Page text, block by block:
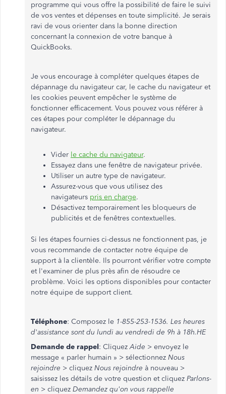
programme qui vous offre la possibilité de faire le suivi
de vos ventes et dépenses en toute simplicité. Je serais
ravi de vous orienter dans la bonne direction
concernant la connexion de votre banque à
QuickBooks.
Je vous encourage à compléter quelques étapes de
dépannage du navigateur car, le cache du navigateur et
les cookies peuvent empêcher le système de
fonctionner efficacement. Vous pouvez vous référer à
ces étapes pour compléter le dépannage du
navigateur.
Vider le cache du navigateur.
Essayez dans une fenêtre de navigateur privée.
Utiliser un autre type de navigateur.
Assurez-vous que vous utilisez des
navigateurs pris en charge.
Désactivez temporairement les bloqueurs de
publicités et de fenêtres contextuelles.
Si les étapes fournies ci-dessus ne fonctionnent pas, je
vous recommande de contacter notre équipe de
support à la clientèle. Ils pourront vérifier votre compte
et l'examiner de plus près afin de résoudre ce
problème. Voici les options disponibles pour contacter
notre équipe de support client.
Téléphone: Composez le 1-855-253-1536. Les heures
d'assistance sont du lundi au vendredi de 9h à 18h.HE
Demande de rappel: CliquezAide > envoyez le
message « parler humain » > sélectionnez Nous
rejoindre > cliquez Nous rejoindre à nouveau >
saisissez les détails de votre question et cliquez Parlons-
en > cliquez Demandez qu'on vous rappelle